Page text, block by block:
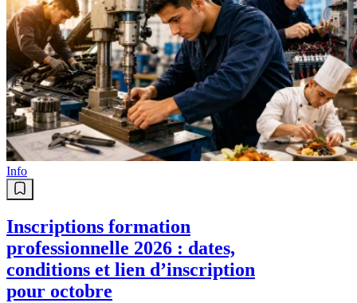
Info
Inscriptions formation
professionnelle 2026 : dates,
conditions et lien d’inscription
pour octobre